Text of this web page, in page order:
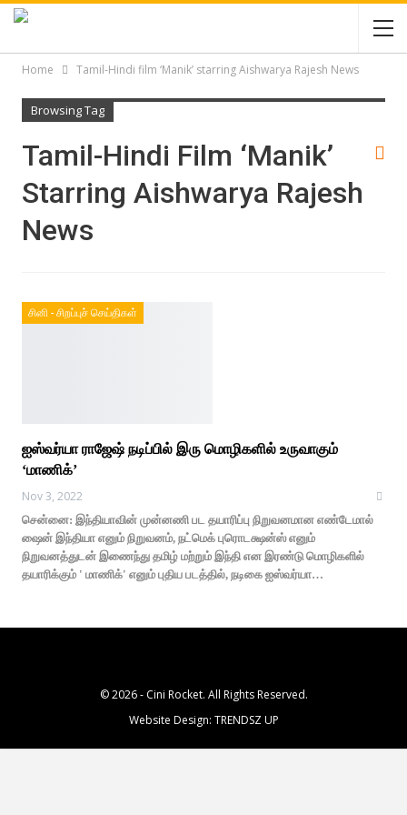
Home Tamil-Hindi film ‘Manik’ starring Aishwarya Rajesh News
Browsing Tag
Tamil-Hindi Film ‘Manik’
Starring Aishwarya Rajesh
News
சினி - சிறப்புச் செய்திகள்
ஐஸ்வர்யா ராஜேஷ் நடிப்பில் இரு மொழிகளில் உருவாகும்
‘மாணிக்’
Nov 3, 2022
சென்னை: இந்தியாவின் முன்னணி பட தயாரிப்பு நிறுவனமான எண்டேமால்
ஷைன் இந்தியா எனும் நிறுவனம், நட்மெக் புரொடக்ஷன்ஸ் எனும்
நிறுவனத்துடன் இணைந்து தமிழ் மற்றும் இந்தி என இரண்டு மொழிகளில்
தயாரிக்கும் ' மாணிக்' எனும் புதிய படத்தில், நடிகை ஐஸ்வர்யா…
© 2026 - Cini Rocket. All Rights Reserved.
Website Design: TRENDSZ UP